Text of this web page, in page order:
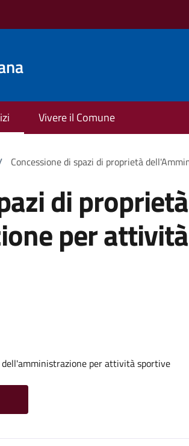
Vivere il Comune
Concessione di spazi di proprietà
di proprietà
per attività
dell'amministrazione per attività sportive